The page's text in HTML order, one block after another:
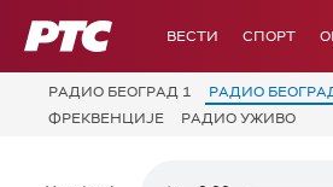
РТС ВЕСТИ СПОРТ
РАДИО БЕОГРАД 1 РАДИО
ФРЕКВЕНЦИЈЕ
РАДИО УЖИВО